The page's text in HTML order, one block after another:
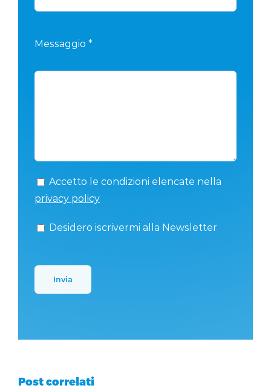
Messaggio *
Accetto le condizioni elencate nella
privacy policy
Desidero iscrivermi alla Newsletter
Post correlati